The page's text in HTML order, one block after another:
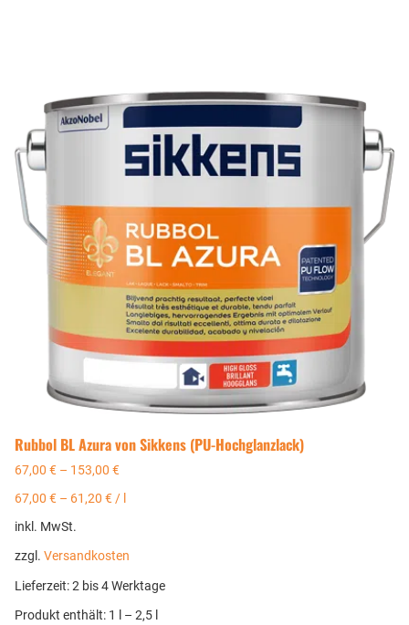
Rubbol BL Azura von Sikkens (PU-Hochglanzlack)
67,00 € – 153,00 €
67,00 € – 61,20 € /
inkl. MwSt.
zzgl. Versandkosten
Lieferzeit:2 bis 4 Werktage
Produkt enthält: 1
– 2,5